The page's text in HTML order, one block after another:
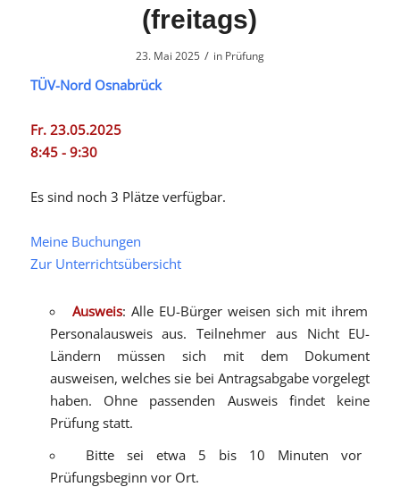
(freitags)
23. Mai 2025 / in Prüfung
TÜV-Nord Osnabrück
Fr. 23.05.2025
8:45 - 9:30
Es sind noch 3 Plätze verfügbar.
Meine Buchungen
Zur Unterrichtsübersicht
Ausweis: Alle EU-Bürger weisen sich mit ihrem
Personalausweis aus. Teilnehmer aus Nicht EU-
Ländern müssen sich mit dem Dokument
ausweisen, welches sie bei Antragsabgabe vorgelegt
haben. Ohne passenden Ausweis findet keine
Prüfung statt.
Bitte sei etwa 5 bis 10 Minuten vor
Prüfungsbeginn vor Ort.